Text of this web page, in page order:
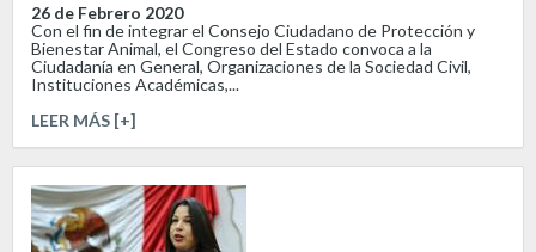
26 de Febrero 2020
Con el fin de integrar el Consejo Ciudadano de Protección y
Bienestar Animal, el Congreso del Estado convoca a la
Ciudadanía en General, Organizaciones de la Sociedad Civil,
Instituciones Académicas,...
LEER MÁS [+]